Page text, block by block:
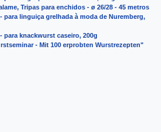
Tripas para enchidos - ø 26/28 - 45 metros
para linguiça grelhada à moda de Nuremberg,
para knackwurst caseiro, 200g
- Mit 100 erprobten Wurstrezepten"